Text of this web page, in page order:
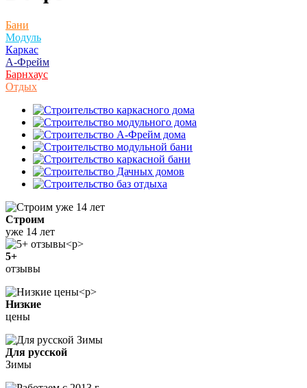
Бани
Модуль
Каркас
А-Фрейм
Барнхаус
Отдых
Строим
уже 14 лет
5+
отзывы
Низкие
цены
Для русской
Зимы